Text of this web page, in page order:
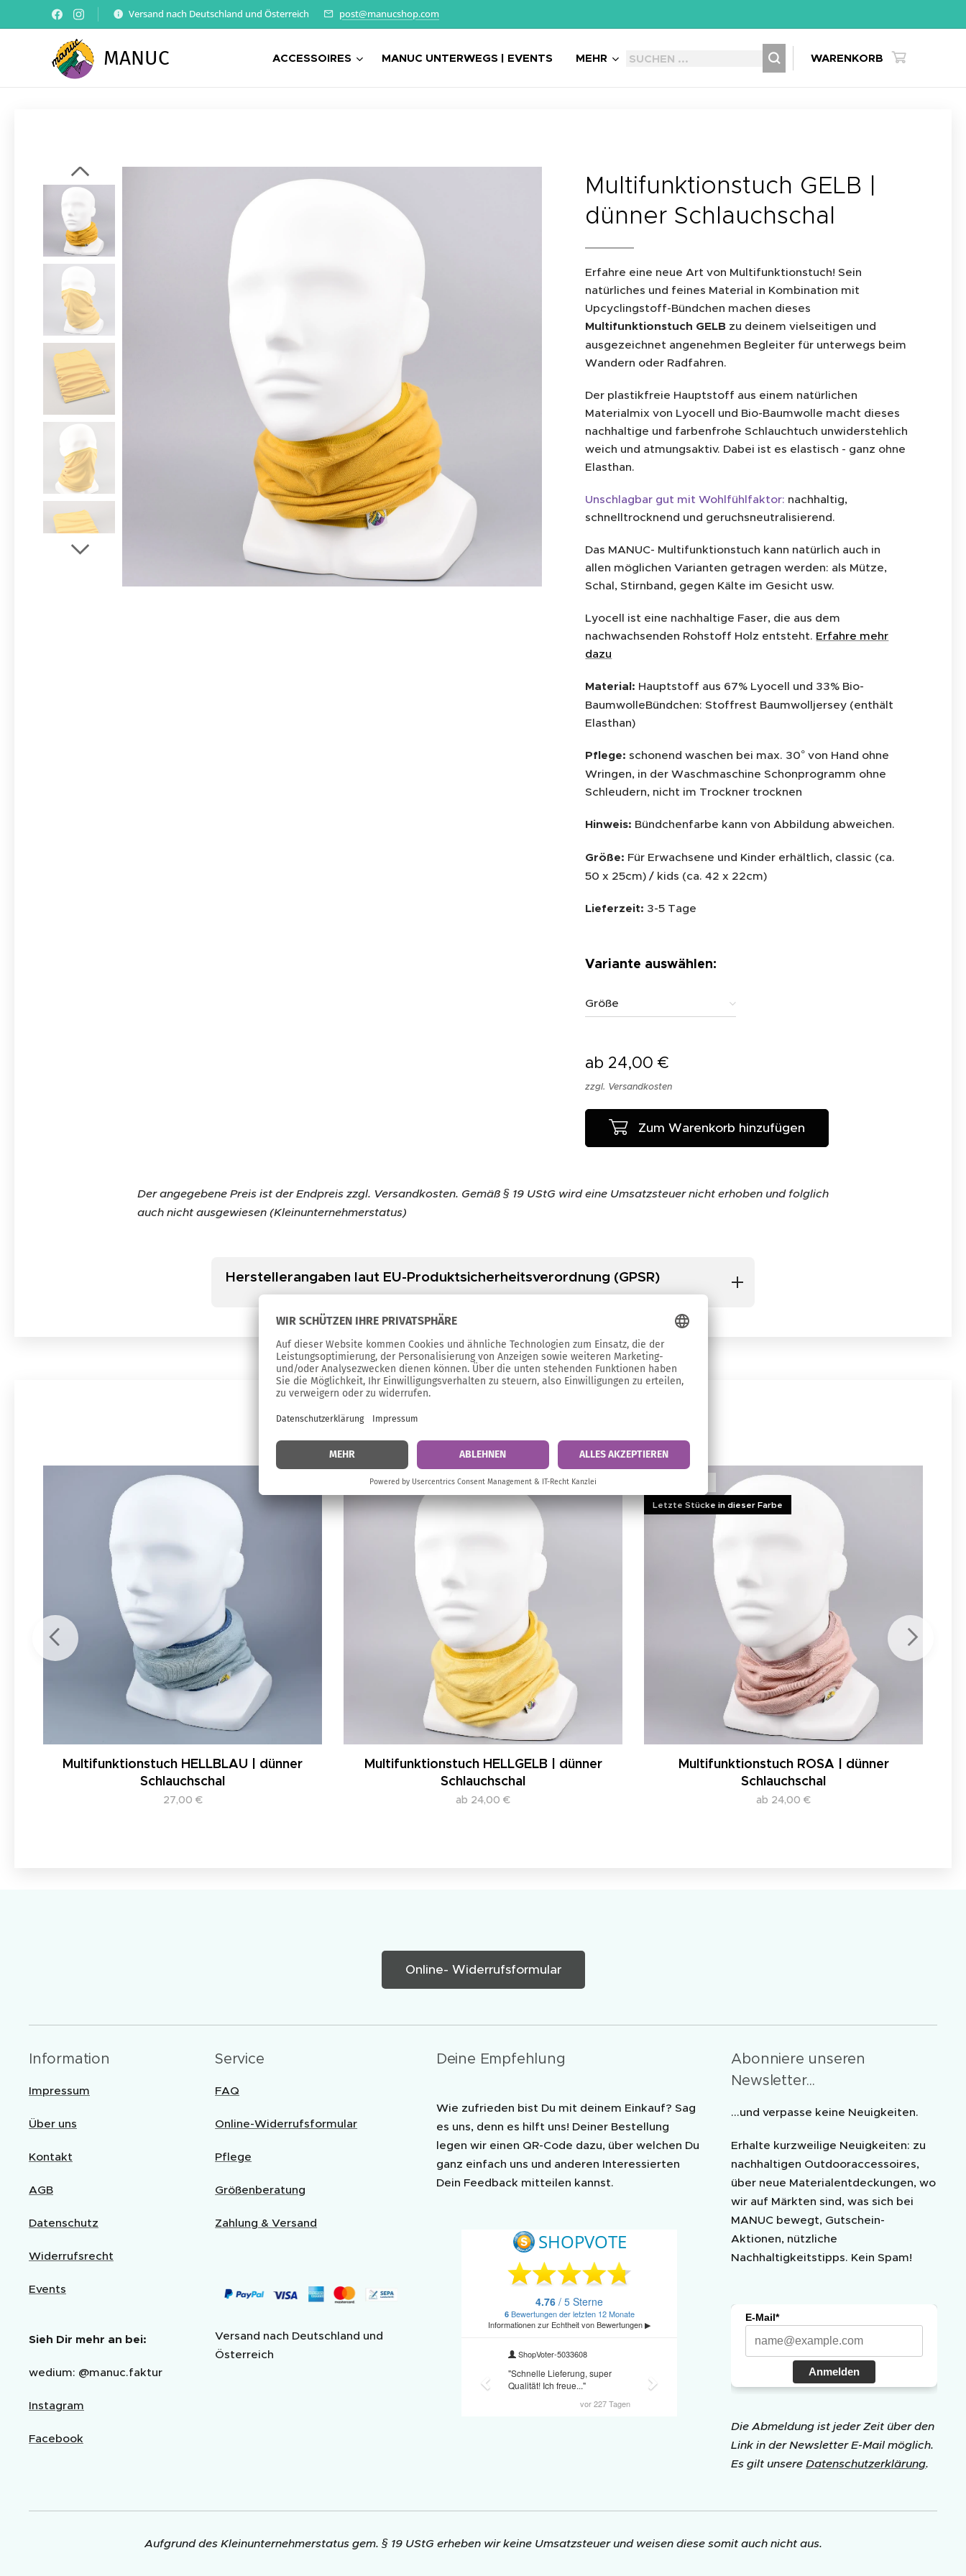
Versand nach Deutschland und Österreich post@manucshop.com
MANUC ACCESSOIRES MANUC UNTERWEGS | EVENTS MEHR WARENKORB
Multifunktionstuch GELB |
dünner Schlauchschal
Erfahre eine neue Art von Multifunktionstuch! Sein
natürliches und feines Material in Kombination mit
Upcyclingstoff-Bündchen machen dieses
Multifunktionstuch GELB zu deinem vielseitigen und
ausgezeichnet angenehmen Begleiter für unterwegs beim
Wandern oder Radfahren.
Der plastikfreie Hauptstoff aus einem natürlichen
Materialmix von Lyocell und Bio-Baumwolle macht dieses
nachhaltige und farbenfrohe Schlauchtuch unwiderstehlich
weich und atmungsaktiv. Dabei ist es elastisch - ganz ohne
Elasthan.
Unschlagbar gut mit Wohlfühlfaktor: nachhaltig,
schnelltrocknend und geruchsneutralisierend.
Das MANUC- Multifunktionstuch kann natürlich auch in
allen möglichen Varianten getragen werden: als Mütze,
Schal, Stirnband, gegen Kälte im Gesicht usw.
Lyocell ist eine nachhaltige Faser, die aus dem
nachwachsenden Rohstoff Holz entsteht. Erfahre mehr
dazu
Material: Hauptstoff aus 67% Lyocell und 33% Bio-
BaumwolleBündchen: Stoffrest Baumwolljersey (enthält
Elasthan)
Pflege: schonend waschen bei max. 30° von Hand ohne
Wringen, in der Waschmaschine Schonprogramm ohne
Schleudern, nicht im Trockner trocknen
Hinweis: Bündchenfarbe kann von Abbildung abweichen.
Größe: Für Erwachsene und Kinder erhältlich, classic (ca.
50 x 25cm) / kids (ca. 42 x 22cm)
Lieferzeit: 3-5 Tage
Variante auswählen:
Größe
ab 24,00 €
zzgl. Versandkosten
Zum Warenkorb hinzufügen
Der angegebene Preis ist der Endpreis zzgl. Versandkosten. Gemäß § 19 UStG wird eine Umsatzsteuer nicht erhoben und folglich
auch nicht ausgewiesen (Kleinunternehmerstatus)
Herstellerangaben laut EU-Produktsicherheitsverordnung (GPSR)
Silvia Hlinik, In Buderäcker 20, 71686 Remseck, post@manucshop.com
Das MANUC-MuFu in weiteren Farben
Multifunktionstuch HELLBLAU | dünner
Schlauchschal
27,00 €
Multifunktionstuch HELLGELB | dünner
Schlauchschal
Letzte Stücke in dieser Farbe
ab 24,00 €
Multifunktionstuch ROSA | dünner
Schlauchschal
Letzte Stücke in dieser Farbe
ab 24,00 €
Online- Widerrufsformular
Information
Impressum
Über uns
Kontakt
AGB
Datenschutz
Widerrufsrecht
Events
Sieh Dir mehr an bei:
wedium: @manuc.faktur
Instagram
Facebook
Service
FAQ
Online-Widerrufsformular
Pflege
Größenberatung
Zahlung & Versand
Versand nach Deutschland und
Österreich
Deine Empfehlung
Wie zufrieden bist Du mit deinem Einkauf? Sag
es uns, denn es hilft uns! Deiner Bestellung
legen wir einen QR-Code dazu, über welchen Du
ganz einfach uns und anderen Interessierten
Dein Feedback mitteilen kannst.
Abonniere unseren
Newsletter...
...und verpasse keine Neuigkeiten.
Erhalte kurzweilige Neuigkeiten: zu
nachhaltigen Outdooraccessoires,
über neue Materialentdeckungen, wo
wir auf Märkten sind, was sich bei
MANUC bewegt, Gutschein-
Aktionen, nützliche
Nachhaltigkeitstipps. Kein Spam!
E-Mail*
Anmelden
Die Abmeldung ist jeder Zeit über den
Link in der Newsletter E-Mail möglich.
Es gilt unsereDatenschutzerklärung.
Aufgrund des Kleinunternehmerstatus gem. § 19 UStG erheben wir keine Umsatzsteuer und weisen diese somit auch nicht aus.